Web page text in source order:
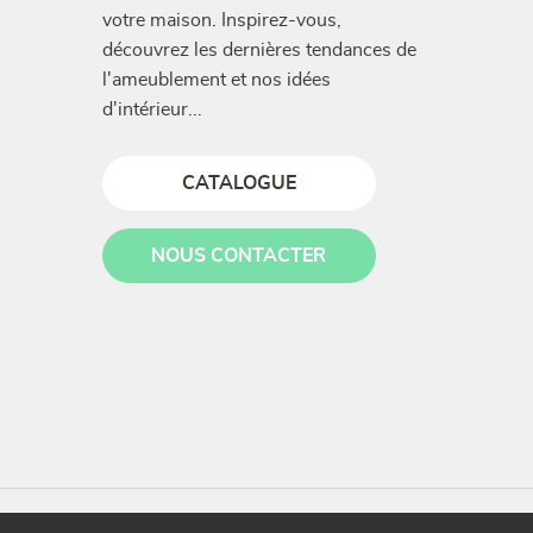
votre maison. Inspirez-vous,
découvrez les dernières tendances de
l'ameublement et nos idées
d'intérieur...
CATALOGUE
NOUS CONTACTER